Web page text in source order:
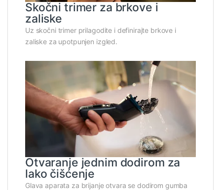
Skočni trimer za brkove i
zaliske
Uz skočni trimer prilagodite i definirajte brkove i
zaliske za upotpunjen izgled.
Otvaranje jednim dodirom za
lako čišćenje
Glava aparata za brijanje otvara se dodirom gumba